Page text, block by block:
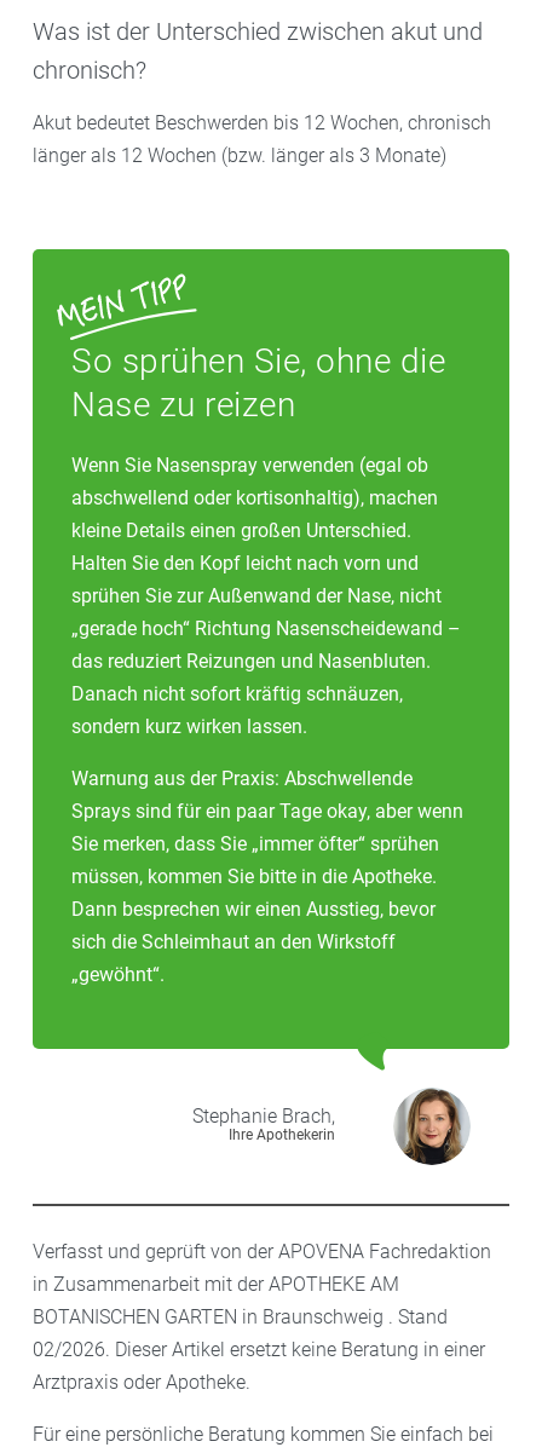
Was ist der Unterschied zwischen akut und
chronisch?
Akut bedeutet Beschwerden bis 12 Wochen, chronisch
länger als 12 Wochen (bzw. länger als 3 Monate)
So sprühen Sie, ohne die
Nase zu reizen
Wenn Sie Nasenspray verwenden (egal ob
abschwellend oder kortisonhaltig), machen
kleine Details einen großen Unterschied.
Halten Sie den Kopf leicht nach vorn und
sprühen Sie zur Außenwand der Nase, nicht
„gerade hoch“ Richtung Nasenscheidewand –
das reduziert Reizungen und Nasenbluten.
Danach nicht sofort kräftig schnäuzen,
sondern kurz wirken lassen.
Warnung aus der Praxis: Abschwellende
Sprays sind für ein paar Tage okay, aber wenn
Sie merken, dass Sie „immer öfter“ sprühen
müssen, kommen Sie bitte in die Apotheke.
Dann besprechen wir einen Ausstieg, bevor
sich die Schleimhaut an den Wirkstoff
„gewöhnt“.
Stephanie Brach,
Ihre Apothekerin
Verfasst und geprüft von der APOVENA Fachredaktion
in Zusammenarbeit mit der APOTHEKE AM
BOTANISCHEN GARTEN in Braunschweig . Stand
02/2026. Dieser Artikel ersetzt keine Beratung in einer
Arztpraxis oder Apotheke.
Für eine persönliche Beratung kommen Sie einfach bei